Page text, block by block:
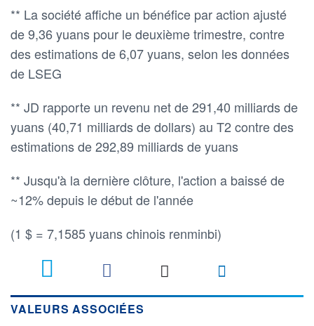
** La société affiche un bénéfice par action ajusté
de 9,36 yuans pour le deuxième trimestre, contre
des estimations de 6,07 yuans, selon les données
de LSEG
** JD rapporte un revenu net de 291,40 milliards de
yuans (40,71 milliards de dollars) au T2 contre des
estimations de 292,89 milliards de yuans
** Jusqu'à la dernière clôture, l'action a baissé de
~12% depuis le début de l'année
(1 $ = 7,1585 yuans chinois renminbi)
VALEURS ASSOCIÉES